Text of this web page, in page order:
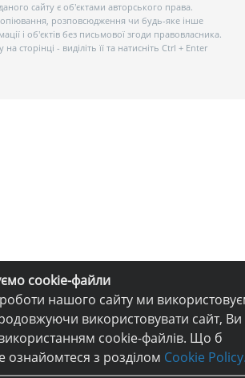
cookie-файли
роботи нашого сайту ми
використовувати сайт, Ви
cookie-файлів. Що б
ознайомтеся з розділом Cookie
сайту є об’єктами авторського права.
розповсюдження чи будь-яке інше
і об’єктів без письмової згоди правовласника.
сторінці - виділіть її та натисніть Ctrl + Enter